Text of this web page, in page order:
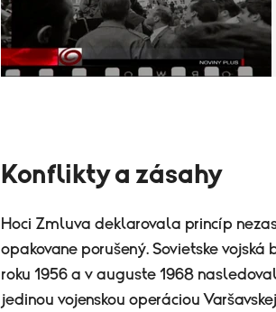
Konflikty a zásahy
Hoci Zmluva deklarovala princíp
opakovane porušený. Sovietske
roku 1956 a v auguste 1968
jedinou vojenskou operáciou